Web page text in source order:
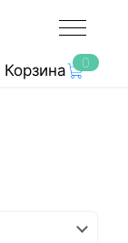
Корзина 0